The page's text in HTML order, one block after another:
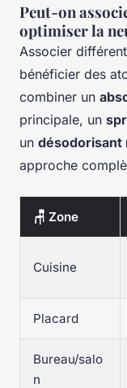
Peut-on
optimiser la
Associer
bénéficier des
combiner un
principale, un
un désodorisant
approche
🪑 Zone
Cuisine
Placard
Bureau/salo
n